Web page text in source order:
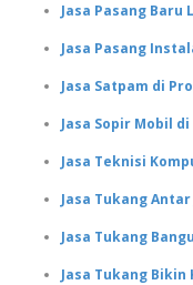
Jasa Pasang
Jasa Pasang
Jasa Satpam di
Jasa Sopir Mobil
Jasa Teknisi
Jasa Tukang
Jasa Tukang
Jasa Tukang